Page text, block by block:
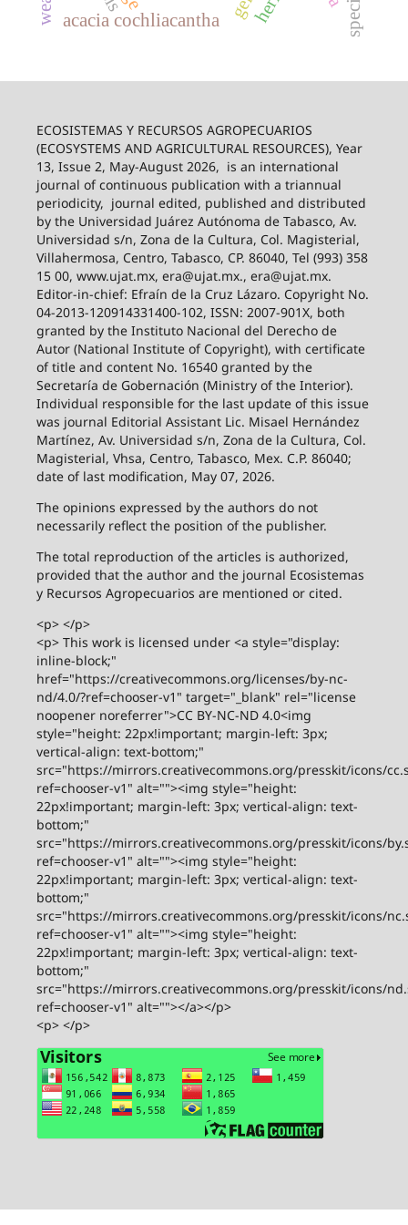
acacia cochliacantha
ECOSISTEMAS Y RECURSOS AGROPECUARIOS
(ECOSYSTEMS AND AGRICULTURAL RESOURCES), Year
13, Issue 2, May-August 2026, is an international
journal of continuous publication with a triannual
periodicity, journal edited, published and distributed
by the Universidad Juárez Autónoma de Tabasco, Av.
Universidad s/n, Zona de la Cultura, Col. Magisterial,
Villahermosa, Centro, Tabasco, CP. 86040, Tel (993) 358
15 00, www.ujat.mx, era@ujat.mx., era@ujat.mx.
Editor-in-chief: Efraín de la Cruz Lázaro. Copyright No.
04-2013-120914331400-102, ISSN: 2007-901X, both
granted by the Instituto Nacional del Derecho de
Autor (National Institute of Copyright), with certificate
of title and content No. 16540 granted by the
Secretaría de Gobernación (Ministry of the Interior).
Individual responsible for the last update of this issue
was journal Editorial Assistant Lic. Misael Hernández
Martínez, Av. Universidad s/n, Zona de la Cultura, Col.
Magisterial, Vhsa, Centro, Tabasco, Mex. C.P. 86040;
date of last modification, May 07, 2026.
The opinions expressed by the authors do not
necessarily reflect the position of the publisher.
The total reproduction of the articles is authorized,
provided that the author and the journal Ecosistemas
y Recursos Agropecuarios are mentioned or cited.
<p> </p>
<p> This work is licensed under <a style="display:
inline-block;"
href="https://creativecommons.org/licenses/by-nc-
nd/4.0/?ref=chooser-v1" target="_blank" rel="license
noopener noreferrer">CC BY-NC-ND 4.0<img
style="height: 22px!important; margin-left: 3px;
vertical-align: text-bottom;"
src="https://mirrors.creativecommons.org/presskit/icons/
ref=chooser-v1" alt=""><img style="height:
22px!important; margin-left: 3px; vertical-align: text-
bottom;"
src="https://mirrors.creativecommons.org/presskit/icons/
ref=chooser-v1" alt=""><img style="height:
22px!important; margin-left: 3px; vertical-align: text-
bottom;"
src="https://mirrors.creativecommons.org/presskit/icons/
ref=chooser-v1" alt=""><img style="height:
22px!important; margin-left: 3px; vertical-align: text-
bottom;"
src="https://mirrors.creativecommons.org/presskit/icons/
ref=chooser-v1" alt=""></a></p>
<p> </p>